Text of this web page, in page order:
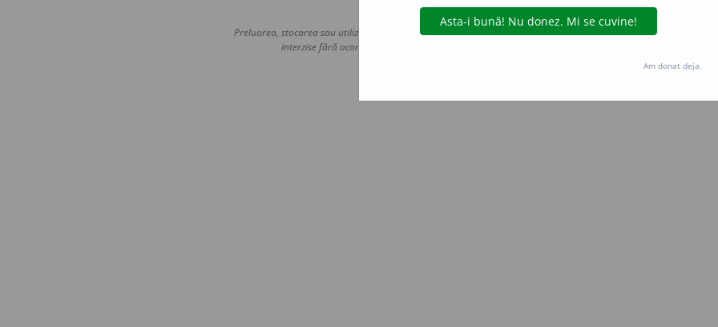
Copyright © 2004-2026 dexonline (https://dexonline.ro)
Preluarea, stocarea sau utilizarea datelor de pe acest site, inclusiv prin orice metode de extragere automată
interzise fără acordul nostru prealabil scris, cu excepția seturilor de date oferite oficial spre utilizare
Hosterion
Am donat deja.